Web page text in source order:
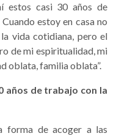
estos casi 30 años de
estoy en casa no
vida cotidiana, pero el
de mi espiritualidad, mi
oblata, familia oblata”.
años de trabajo con la
forma de acoger a las